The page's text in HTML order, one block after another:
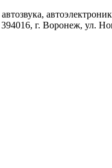
394016, г. Воронеж, ул.